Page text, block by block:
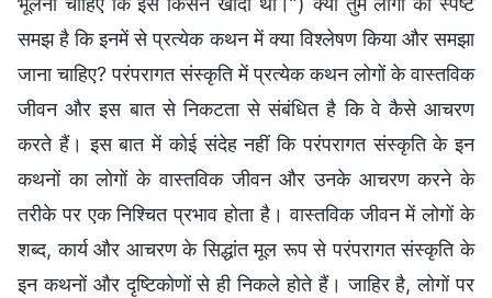
समझ है कि इनमें से प्रत्येक कथन में क्या विश्लेषण किया और समझा
जाना चाहिए? परंपरागत संस्कृति में प्रत्येक कथन लोगों के वास्तविक
जीवन और इस बात से निकटता से संबंधित है कि वे कैसे आचरण
करते हैं। इस बात में कोई संदेह नहीं कि परंपरागत संस्कृति के इन
कथनों का लोगों के वास्तविक जीवन और उनके आचरण करने के
तरीके पर एक निश्चित प्रभाव होता है। वास्तविक जीवन में लोगों के
शब्द, कार्य और आचरण के सिद्धांत मूल रूप से परंपरागत संस्कृति के
इन कथनों और दृष्टिकोणों से ही निकले होते हैं। जाहिर है, लोगों पर